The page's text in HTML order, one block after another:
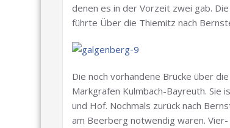
denen es in der Vorzeit zwei gab.
führte Über die Thiemitz nach
Die noch vorhandene Brücke über
Markgrafen Kulmbach-Bayreuth. Sie
und Hof. Nochmals zurück nach
am Beerberg notwendig waren.